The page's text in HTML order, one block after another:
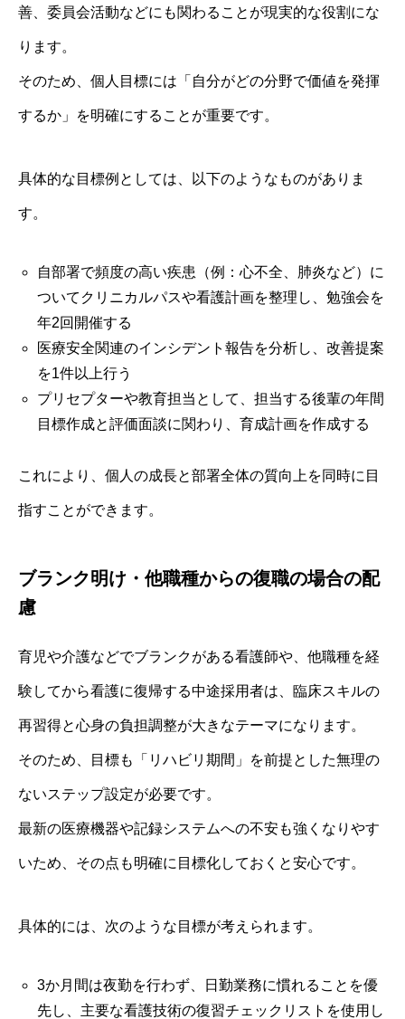
善、委員会活動などにも関わることが現実的な役割にな
ります。
そのため、個人目標には「自分がどの分野で価値を発揮
するか」を明確にすることが重要です。
具体的な目標例としては、以下のようなものがありま
す。
自部署で頻度の高い疾患（例：心不全、肺炎など）に
ついてクリニカルパスや看護計画を整理し、勉強会を
年2回開催する
医療安全関連のインシデント報告を分析し、改善提案
を1件以上行う
プリセプターや教育担当として、担当する後輩の年間
目標作成と評価面談に関わり、育成計画を作成する
これにより、個人の成長と部署全体の質向上を同時に目
指すことができます。
ブランク明け・他職種からの復職の場合の配
慮
育児や介護などでブランクがある看護師や、他職種を経
験してから看護に復帰する中途採用者は、臨床スキルの
再習得と心身の負担調整が大きなテーマになります。
そのため、目標も「リハビリ期間」を前提とした無理の
ないステップ設定が必要です。
最新の医療機器や記録システムへの不安も強くなりやす
いため、その点も明確に目標化しておくと安心です。
具体的には、次のような目標が考えられます。
3か月間は夜勤を行わず、日勤業務に慣れることを優
先し、主要な看護技術の復習チェックリストを使用し